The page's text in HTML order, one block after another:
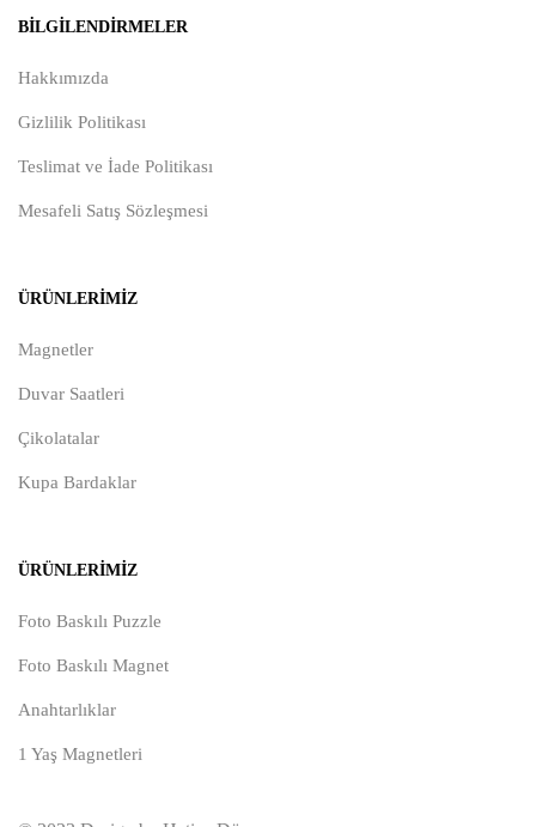
BILGILENDIRMELER
Hakkımızda
Gizlilik Politikası
Teslimat ve İade Politikası
Mesafeli Satış Sözleşmesi
ÜRÜNLERIMIZ
Magnetler
Duvar Saatleri
Çikolatalar
Kupa Bardaklar
ÜRÜNLERIMIZ
Foto Baskılı Puzzle
Foto Baskılı Magnet
Anahtarlıklar
1 Yaş Magnetleri